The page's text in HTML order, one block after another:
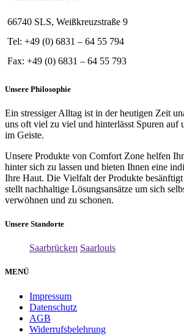
66740 SLS, Weißkreuzstraße 9
Tel: +49 (0) 6831 – 64 55 794
Fax: +49 (0) 6831 – 64 55 793
Unsere Philosophie
Ein stressiger Alltag ist in der heutigen Zeit
uns oft viel zu viel und hinterlässt Spuren auf
im Geiste.
Unsere Produkte von Comfort Zone helfen
hinter sich zu lassen und bieten Ihnen eine
Ihre Haut. Die Vielfalt der Produkte
stellt nachhaltige Lösungsansätze um sich
verwöhnen und zu schonen.
Unsere Standorte
Saarbrücken Saarlouis
MENÜ
Impressum
Datenschutz
AGB
Widerrufsbelehrung